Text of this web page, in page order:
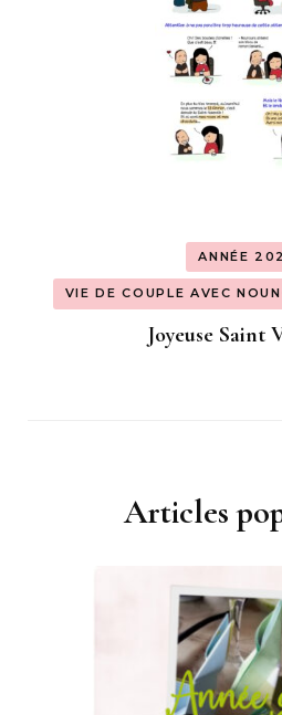
ANNÉE
VIE DE COUPLE AVEC
Joyeuse Saint
Articles